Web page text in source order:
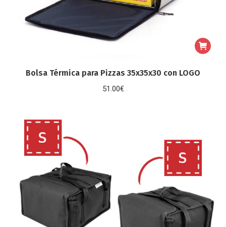
Bolsa Térmica para Pizzas 35x35x30 con LOGO
51.00€